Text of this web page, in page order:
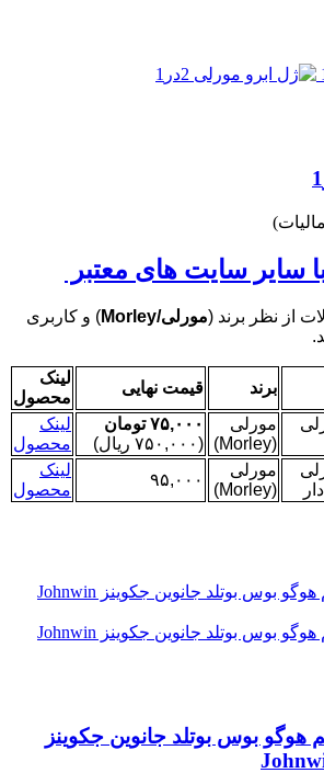
سایر سایت های معتبر
از نظر برند (مورلی/Morley
) و کاربری
برند قیمت نهایی
لینک
محصول
مورلی
(Morley)
۷۵,۰۰۰ تومان
(۷۵۰,۰۰۰ ریال)
لینک
محصول
مورلی
(Morley)
۹۵,۰۰۰
لینک
محصول
هوگو بوس بوتلد جانوین جکوینز